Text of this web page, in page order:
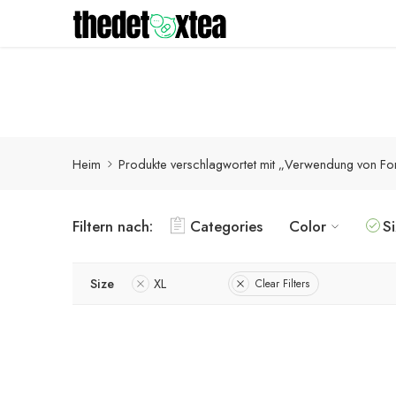
Detox-Produkte werden innerhalb von 1-3 Werktagen
Heim Produkte verschlagwortet mit „Verwendung von
Filtern nach: Categories Color
Size XL Clear Filters